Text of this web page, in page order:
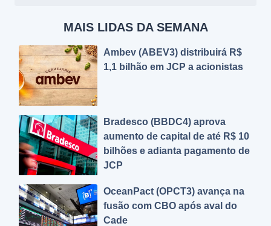
MAIS LIDAS DA SEMANA
Ambev (ABEV3) distribuirá R$
1,1 bilhão em JCP a acionistas
Bradesco (BBDC4) aprova
aumento de capital de até R$ 10
bilhões e adianta pagamento de
JCP
OceanPact (OPCT3) avança na
fusão com CBO após aval do
Cade